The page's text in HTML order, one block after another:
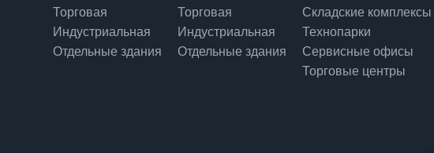
Торговая
Индустриальная
Отдельные здания
Торговая
Индустриальная
Отдельные здания
Складские комплексы
Технопарки
Сервисные офисы
Торговые центры